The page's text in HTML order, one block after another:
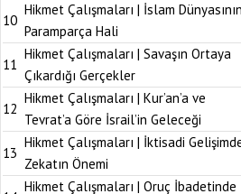
10
Hikmet Çalışmaları | İslam Dünyasının
Paramparça Hali
11
Hikmet Çalışmaları | Savaşın Ortaya
Çıkardığı Gerçekler
12
Hikmet Çalışmaları | Kur’an’a ve
Tevrat’a Göre İsrail’in Geleceği
13
Hikmet Çalışmaları | İktisadi
Zekatın Önemi
Hikmet Çalışmaları | Oruç İbadetinde